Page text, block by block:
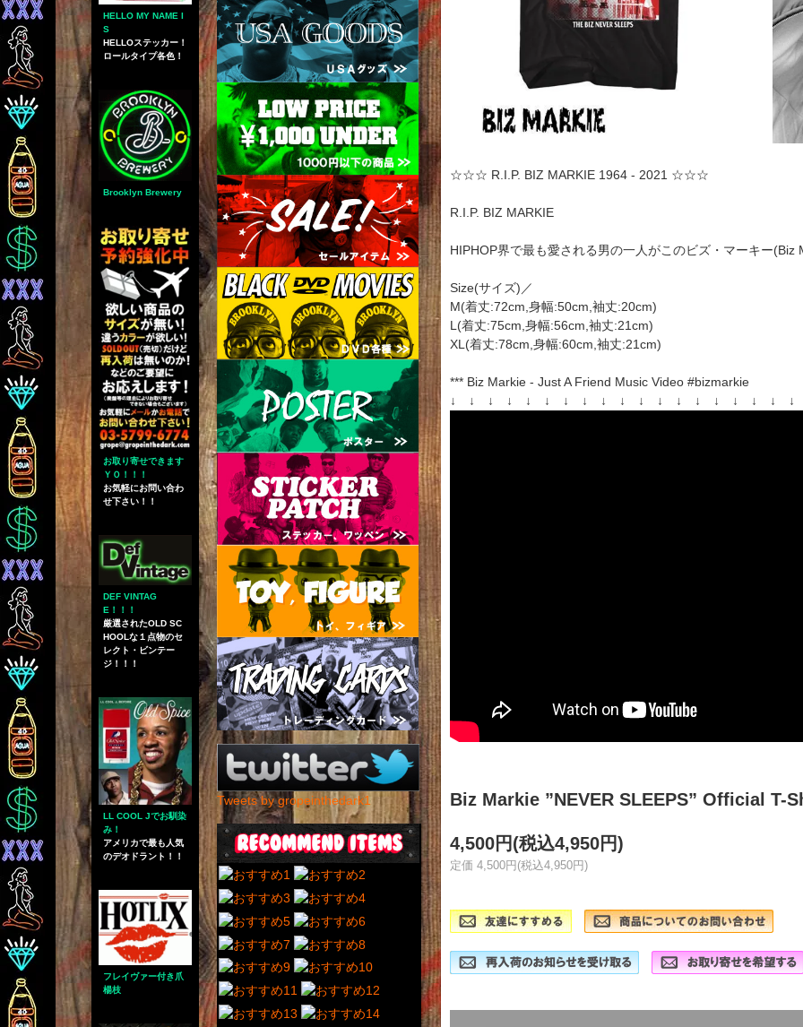
HELLO MY NAME I
S
HELLOステッカー！
ロールタイプ各色！
Brooklyn Brewery
お取り寄せできます
ＹＯ！！！
お気軽にお問い合わ
せ下さい！！
DEF VINTAG
E！！！
厳選されたOLD SC
HOOLな１点物のセ
レクト・ビンテー
ジ！！！
LL COOL Jでお馴染
み！
アメリカで最も人気
のデオドラント！！
フレイヴァー付き爪
楊枝
☆☆☆ R.I.P. BIZ MARKIE 1964 - 2021 ☆☆☆
R.I.P. BIZ MARKIE
HIPHOP界で最も愛される男の一人がこのビズ・マーキー(Biz
Size(サイズ)／
M(着丈:72cm,身幅:50cm,袖丈:20cm)
L(着丈:75cm,身幅:56cm,袖丈:21cm)
XL(着丈:78cm,身幅:60cm,袖丈:21cm)
*** Biz Markie - Just A Friend Music Video #bizmarkie
↓ ↓ ↓ ↓ ↓ ↓ ↓ ↓ ↓ ↓ ↓ ↓ ↓ ↓ ↓ ↓ ↓ ↓
Biz Markie ”NEVER SLEEPS” Official T-
4,500円(税込4,950円)
定価 4,500円(税込4,950円)
Tweets by gropeinthedark1